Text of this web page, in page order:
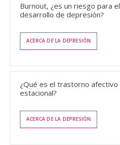
Burnout, ¿es un riesgo para el
desarrollo de depresión?
ACERCA DE LA DEPRESIÓN
¿Qué es el trastorno afectivo
estacional?
ACERCA DE LA DEPRESIÓN